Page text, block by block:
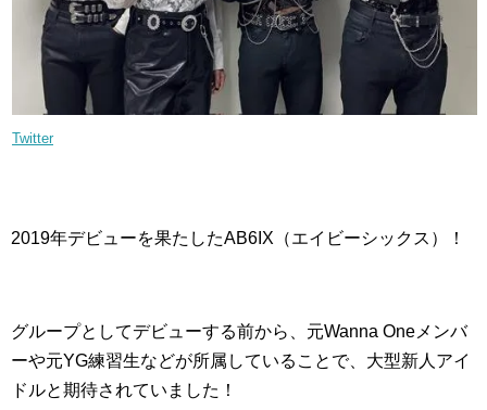
Twitter
2019年デビューを果たしたAB6IX（エイビーシックス）！
グループとしてデビューする前から、元Wanna Oneメンバ
ーや元YG練習生などが所属していることで、大型新人アイ
ドルと期待されていました！